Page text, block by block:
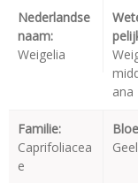
Nederlandse
naam:
Weigelia
ana
Familie:
Caprifoliacea
e